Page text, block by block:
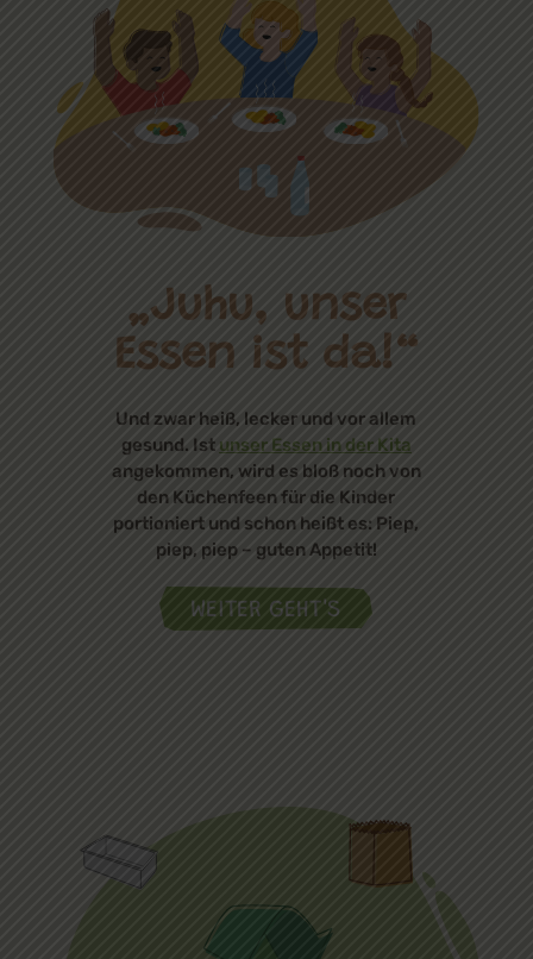
„Juhu, unser
Essen ist da!“
Und zwar heiß, lecker und vor allem
gesund. Ist unser Essen in der Kita
angekommen, wird es bloß noch von
den Küchenfeen für die Kinder
portioniert und schon heißt es: Piep,
piep, piep – guten Appetit!
WEITER GEHT'S